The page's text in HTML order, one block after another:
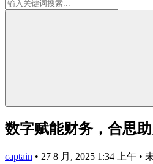
数字赋能财务，合思
captain • 27 8 月, 2025 1:34 上午 •